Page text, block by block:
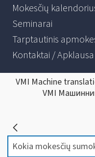
Mokesčių
Seminarai
Tarptautinis
Kontaktai / Apklausa
VMI Machine
VMI